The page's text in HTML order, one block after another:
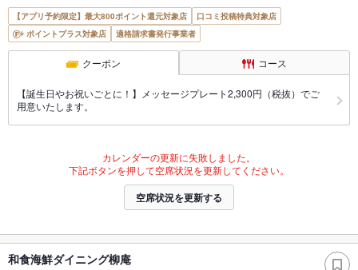
【アプリ予約限定】最大800ポイント還元対象店
口コミ投稿特典対象店
ポイントプラス対象店
適格請求書発行事業者
クーポン コース
【誕生日やお祝いごとに！】メッセージプレート2,300円（税抜）でご
用意いたします。
カレンダーの更新に失敗しました。
下記ボタンを押して空席状況を更新してください。
空席状況を更新する
和食海鮮ダイニング柳庵